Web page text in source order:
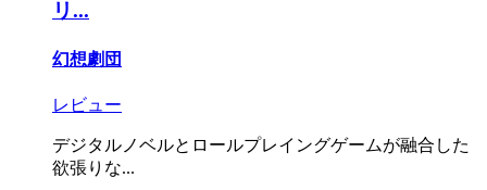
リ...
幻想劇団
レビュー
デジタルノベルとロールプレイングゲームが融合した
欲張りな...